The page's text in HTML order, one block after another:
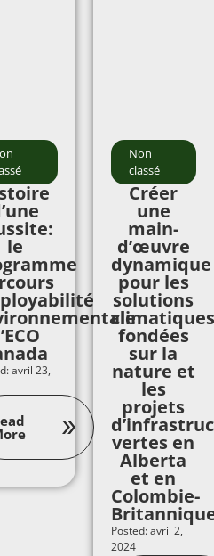
le
avril 23,
Non
classé
Créer
une
main-
d’œuvre
dynamique
pour les
solutions
climatiques
fondées
sur la
nature et
les
projets
vertes en
Alberta
et en
Colombie-
Posted: avril 2,
2024